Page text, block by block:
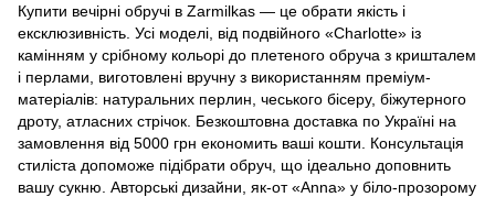
Купити вечірні обручі в Zarmilkas — це обрати якість і
ексклюзивність. Усі моделі, від подвійного «Charlotte» із
камінням у срібному кольорі до плетеного обруча з кришталем
і перлами, виготовлені вручну з використанням преміум-
матеріалів: натуральних перлин, чеського бісеру, біжутерного
дроту, атласних стрічок. Безкоштовна доставка по Україні на
замовлення від 5000 грн економить ваші кошти. Консультація
стиліста допоможе підібрати обруч, що ідеально доповнить
вашу сукню. Авторські дизайни, як-от «Anna» у біло-прозорому